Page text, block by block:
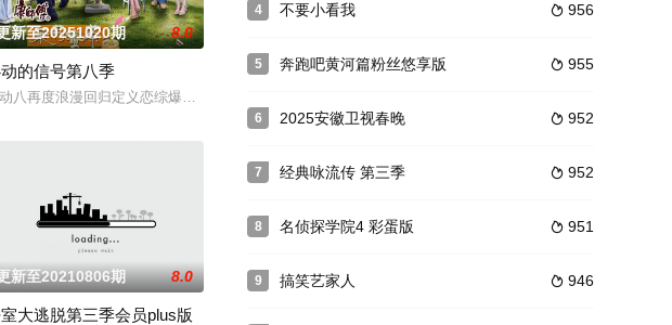
圈内能工巧匠们组成的巧
相似的演出，并找出顶级歌手们呈现的1%的
集结！进阶舞台考核已就位，竞逐魔力歌的极致演绎，在欢乐解压、魔力开唱的氛围里，共同
新至20251020期 8.0
的信号第八季
八再度浪漫回归定义恋综爆款不断推高天花板。
新至20210806期 8.0
大逃脱第三季会员plus版
4  956
不要小看我
5  955
奔跑吧黄河篇粉丝悠享版
6  952
2025安徽卫视春晚
7  952
经典咏流传 第三季
8  951
名侦探学院4 彩蛋版
9  946
搞笑艺家人